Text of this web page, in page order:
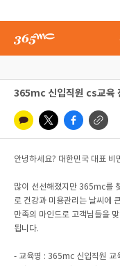
365mc 신입직원 cs교육
안녕하세요? 대한민국 대표
많이 선선해졌지만 365mc를
로 건강과 미용관리는 날씨에
만족의 마인드로 고객님들을
됩니다.
- 교육명 : 365mc 신입직원 교